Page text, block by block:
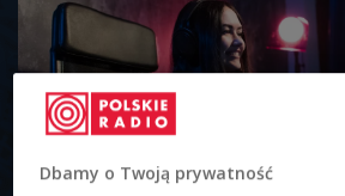
Dbamy o Twoją prywatność